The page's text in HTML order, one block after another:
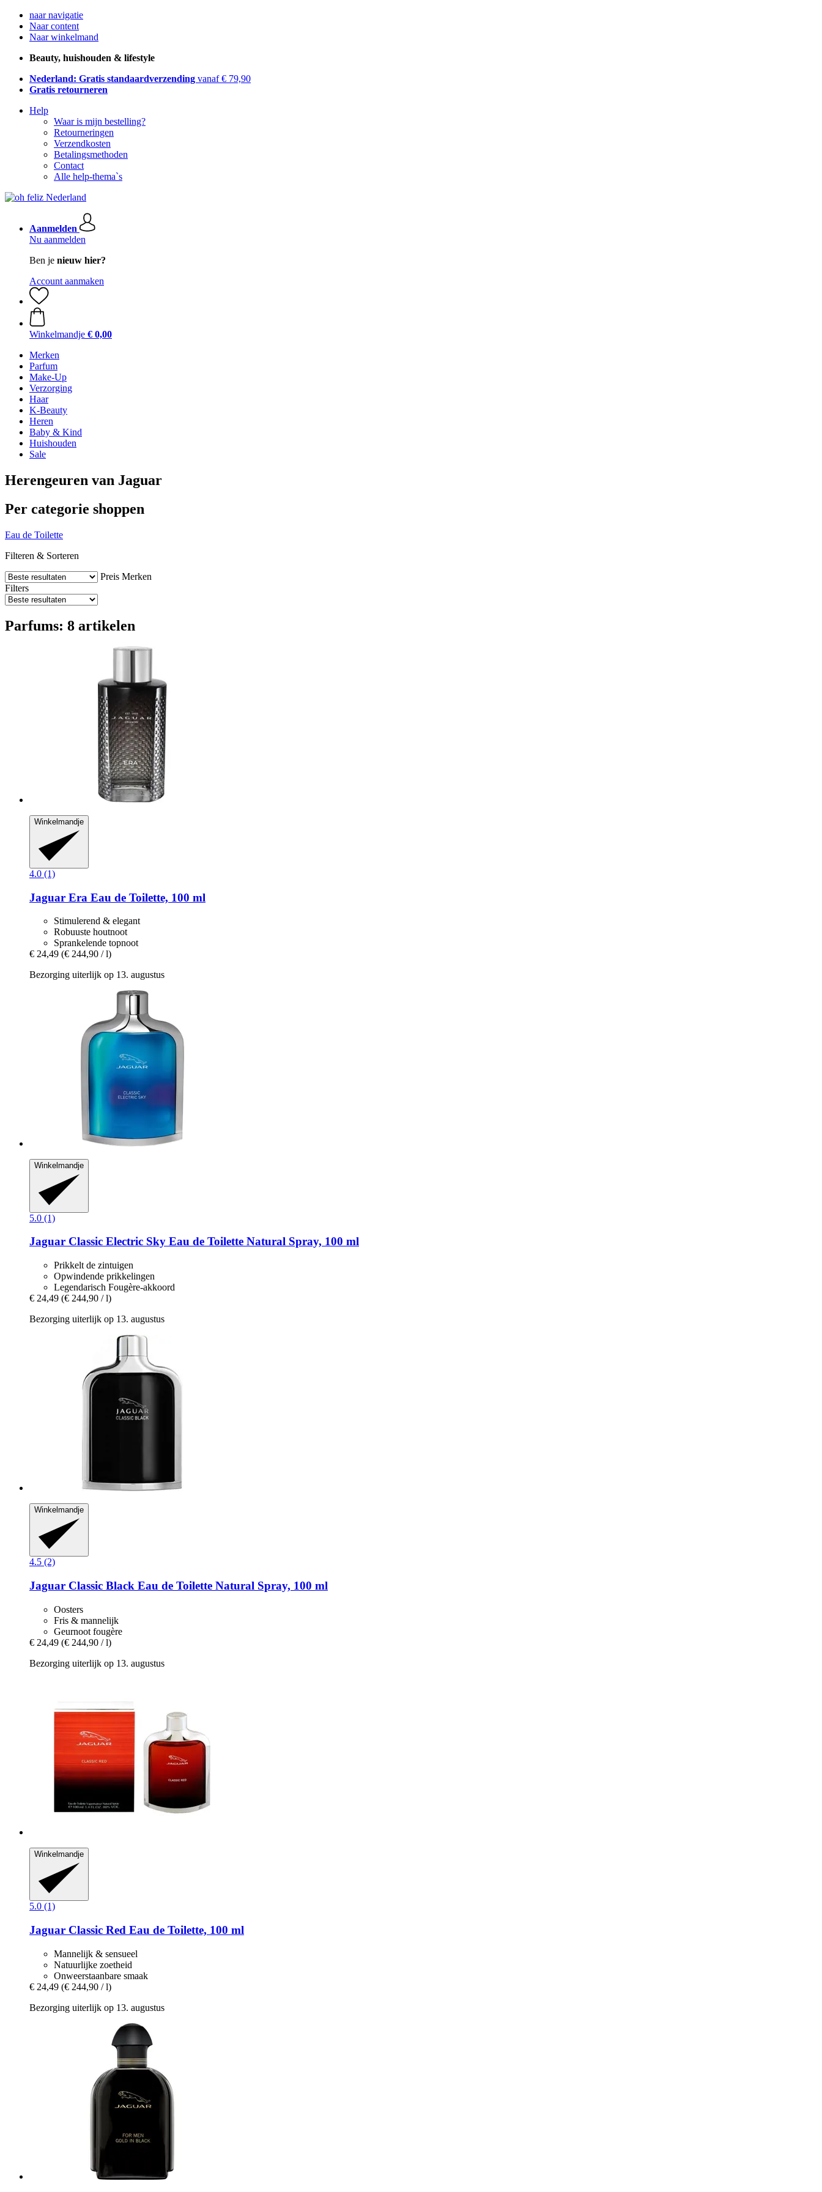
naar navigatie
Naar content
Naar winkelmand
Beauty, huishouden & lifestyle
Nederland: Gratis standaardverzending vanaf € 79,90
Gratis retourneren
Help
Waar is mijn bestelling?
Retourneringen
Verzendkosten
Betalingsmethoden
Contact
Alle help-thema`s
Aanmelden
Nu aanmelden
Ben je nieuw hier?
Account aanmaken
Winkelmandje € 0,00
Merken
Parfum
Make-Up
Verzorging
Haar
K-Beauty
Heren
Baby & Kind
Huishouden
Sale
Herengeuren van Jaguar
Per categorie shoppen
Eau de Toilette
Filteren & Sorteren
Preis Merken
Filters
Parfums: 8 artikelen
Winkelmandje
4.0 (1)
Jaguar Era Eau de Toilette, 100 ml
Stimulerend & elegant
Robuuste houtnoot
Sprankelende topnoot
€ 24,49 (€ 244,90 / l)
Bezorging uiterlijk op 13. augustus
Winkelmandje
5.0 (1)
Jaguar Classic Electric Sky Eau de Toilette Natural Spray, 100 ml
Prikkelt de zintuigen
Opwindende prikkelingen
Legendarisch Fougère-akkoord
€ 24,49 (€ 244,90 / l)
Bezorging uiterlijk op 13. augustus
Winkelmandje
4.5 (2)
Jaguar Classic Black Eau de Toilette Natural Spray, 100 ml
Oosters
Fris & mannelijk
Geurnoot fougère
€ 24,49 (€ 244,90 / l)
Bezorging uiterlijk op 13. augustus
Winkelmandje
5.0 (1)
Jaguar Classic Red Eau de Toilette, 100 ml
Mannelijk & sensueel
Natuurlijke zoetheid
Onweerstaanbare smaak
€ 24,49 (€ 244,90 / l)
Bezorging uiterlijk op 13. augustus